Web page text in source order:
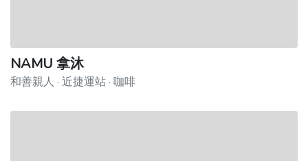
NAMU 拿沐
和善親人 · 近捷運站 · 咖啡